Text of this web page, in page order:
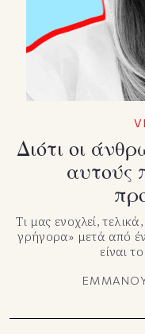
Διότι οι
αυτούς
Τι μας ενοχλεί,
γρήγορα» μετά από
είναι